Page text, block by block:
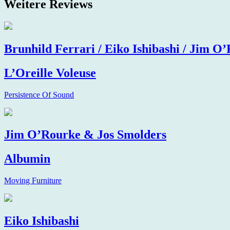
Weitere Reviews
Brunhild Ferrari / Eiko Ishibashi / Jim
L’Oreille Voleuse
Persistence Of Sound
Jim O’Rourke & Jos Smolders
Albumin
Moving Furniture
Eiko Ishibashi